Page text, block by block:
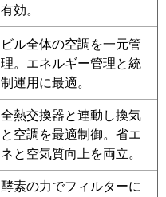
有効。
ビル全体の空調を一元管
理。エネルギー管理と統
制運用に最適。
全熱交換器と連動し換気
と空調を最適制御。省エ
ネと空気質向上を両立。
酵素の力でフィルターに